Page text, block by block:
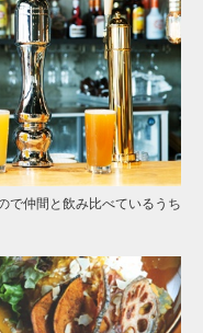
で仲間と飲み比べているうち